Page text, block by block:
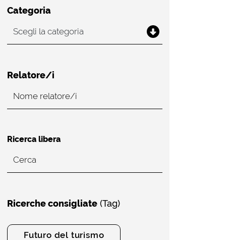
Categoria
Relatore/i
Ricerca libera
Ricerche consigliate (Tag)
Futuro del turismo